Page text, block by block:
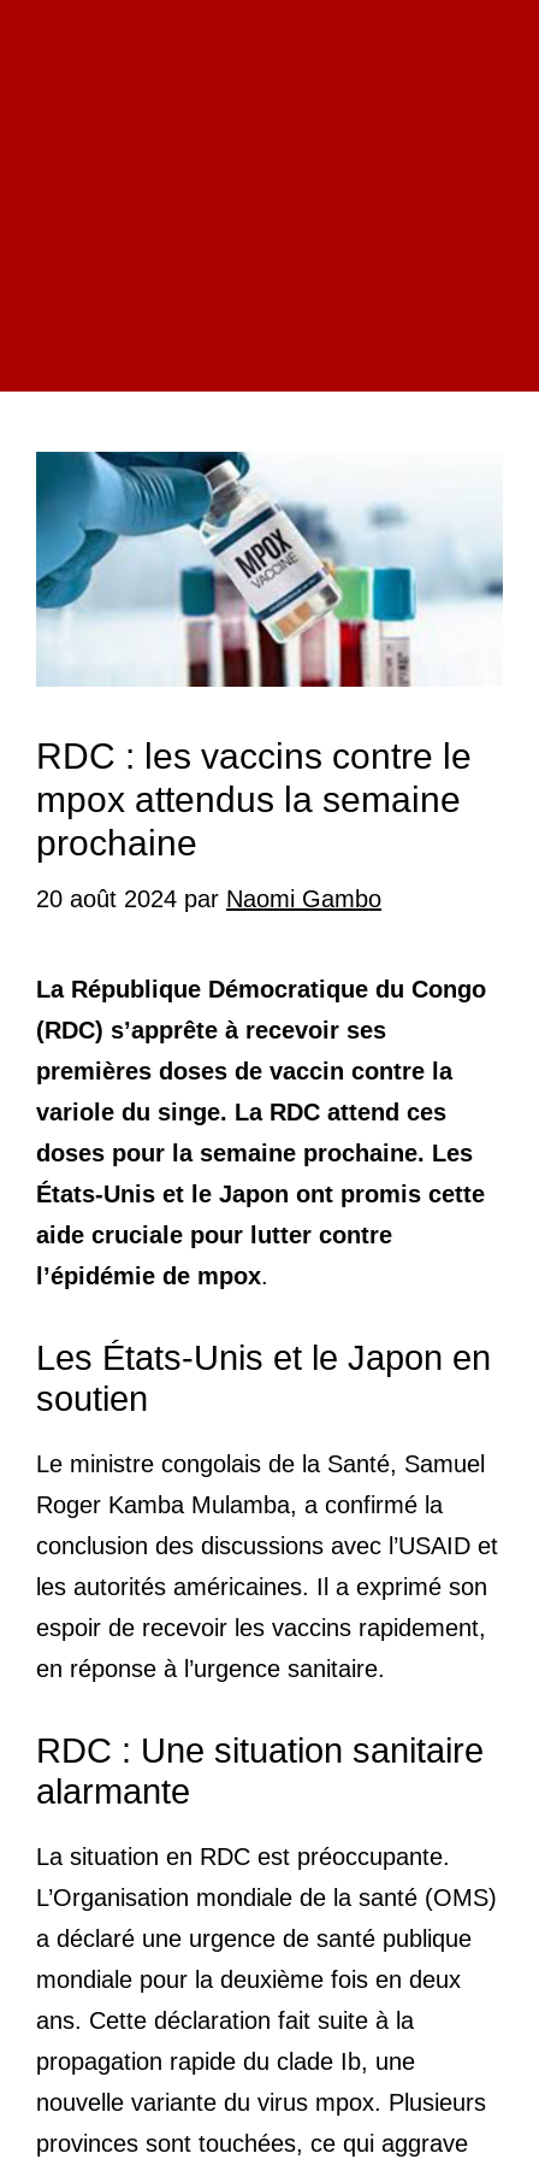
RDC : les vaccins contre le
mpox attendus la semaine
prochaine
20 août 2024 par Naomi Gambo
La République Démocratique du Congo
(RDC) s’apprête à recevoir ses
premières doses de vaccin contre la
variole du singe. La RDC attend ces
doses pour la semaine prochaine. Les
États-Unis et le Japon ont promis cette
aide cruciale pour lutter contre
l’épidémie de mpox.
Les États-Unis et le Japon en
soutien
Le ministre congolais de la Santé, Samuel
Roger Kamba Mulamba, a confirmé la
conclusion des discussions avec l’USAID et
les autorités américaines. Il a exprimé son
espoir de recevoir les vaccins rapidement,
en réponse à l’urgence sanitaire.
RDC : Une situation sanitaire
alarmante
La situation en RDC est préoccupante.
L’Organisation mondiale de la santé (OMS)
a déclaré une urgence de santé publique
mondiale pour la deuxième fois en deux
ans. Cette déclaration fait suite à la
propagation rapide du clade Ib, une
nouvelle variante du virus mpox. Plusieurs
provinces sont touchées, ce qui aggrave